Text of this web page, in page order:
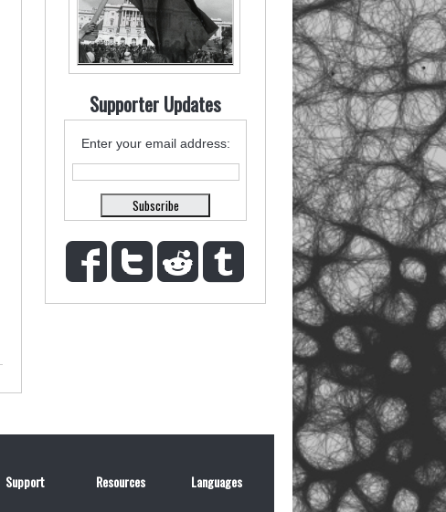
Supporter Updates
Enter your email address:
Support Resources Languages